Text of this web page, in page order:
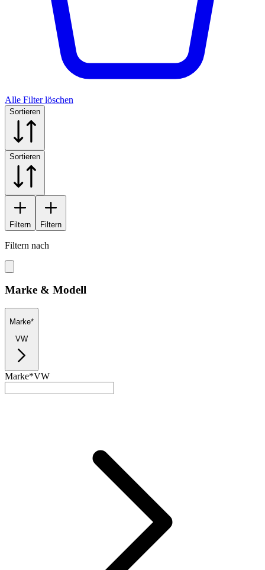
Alle Filter löschen
Sortieren
Sortieren
Filtern Filtern
Filtern nach
Marke & Modell
Marke*
VW
Marke*VW